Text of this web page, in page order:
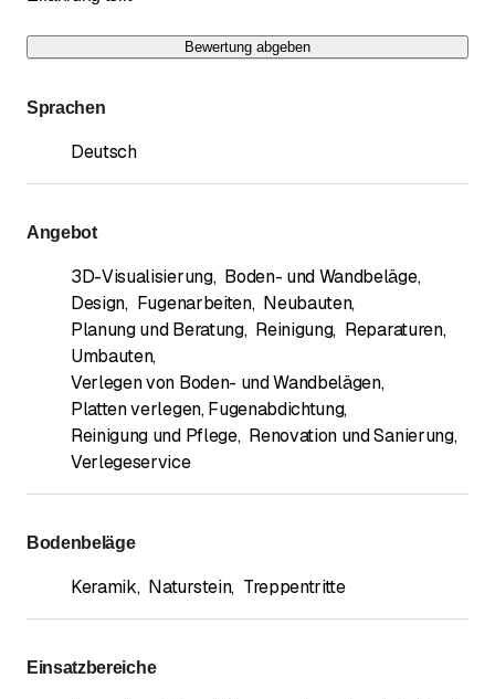
Bewertung abgeben
Sprachen
Deutsch
Angebot
3D-Visualisierung, Boden- und Wandbeläge,
Design, Fugenarbeiten, Neubauten,
Planung und Beratung, Reinigung, Reparaturen,
Umbauten,
Verlegen von Boden- und Wandbelägen,
Platten verlegen, Fugenabdichtung,
Reinigung und Pflege, Renovation und Sanierung,
Verlegeservice
Bodenbeläge
Keramik, Naturstein, Treppentritte
Einsatzbereiche